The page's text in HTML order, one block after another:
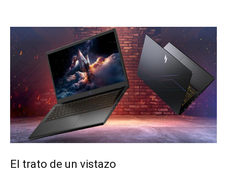
El trato de un vistazo